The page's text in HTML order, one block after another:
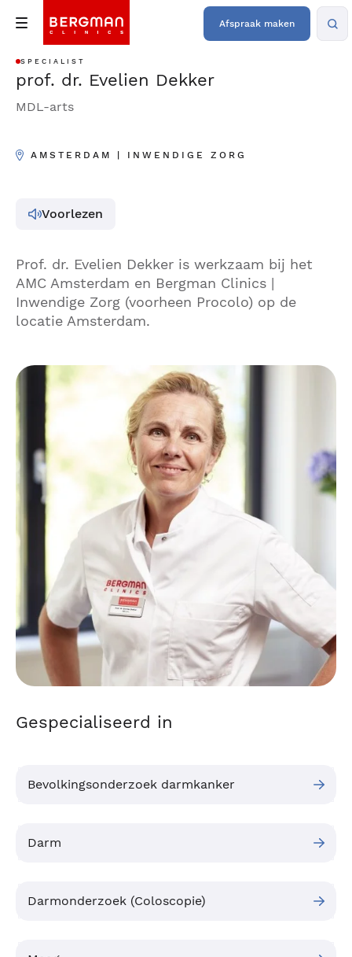
Afspraak maken
SPECIALIST
prof. dr. Evelien Dekker
MDL-arts
AMSTERDAM | INWENDIGE ZORG
Voorlezen
Prof. dr. Evelien Dekker is werkzaam bij het
AMC Amsterdam en Bergman Clinics |
Inwendige Zorg (voorheen Procolo) op de
locatie Amsterdam.
Gespecialiseerd in
Bevolkingsonderzoek darmkanker
Darm
Darmonderzoek (Coloscopie)